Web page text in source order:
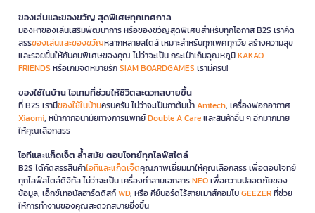
ของเล่นและของขวัญ สุดพิเศษทุกเทศกาล
มองหาของเล่นเสริมพัฒนาการ หรือของขวัญสุดพิเศษสำหรับทุกโอกาส B2S เราคัด
สรรของเล่นและของขวัญหลากหลายสไตล์ เหมาะสำหรับทุกเพศทุกวัย สร้างความสุข
และรอยยิ้มให้กับคนพิเศษของคุณ ไม่ว่าจะเป็น กระเป๋าเก็บอุณหภูมิKAKAO
FRIENDS หรือเกมจดหมายรักSIAM BOARDGAMES เรามีครบ!
ของใช้ในบ้าน ไอเทมที่ช่วยให้ชีวิตสะดวกสบายขึ้น
ที่ B2S เรามีของใช้ในบ้านครบครัน ไม่ว่าจะเป็นกาต้มน้ำAnitech, เครื่องฟอกอากาศ
Xiaomi, หน้ากากอนามัยทางการแพทย์Double A Careและสินค้าอื่น ๆ อีกมากมาย
ให้คุณเลือกสรร
ไอทีและแก็ดเจ็ต ล้ำสมัย ตอบโจทย์ทุกไลฟ์สไตล์
B2S ได้คัดสรรสินค้าไอทีและแก็ดเจ็ตคุณภาพเยี่ยมมาให้คุณเลือกสรร เพื่อตอบโจทย์
ทุกไลฟ์สไตล์ดิจิทัล ไม่ว่าจะเป็น เครื่องทำลายเอกสารNEOเพื่อความปลอดภัยของ
ข้อมูล, เอ็กซ์เทอนัลฮาร์ดดิสก์WD, หรือ คีย์บอร์ดไร้สายเมาส์คอมโบGEEZERที่ช่วย
ให้การทำงานของคุณสะดวกสบายยิ่งขึ้น